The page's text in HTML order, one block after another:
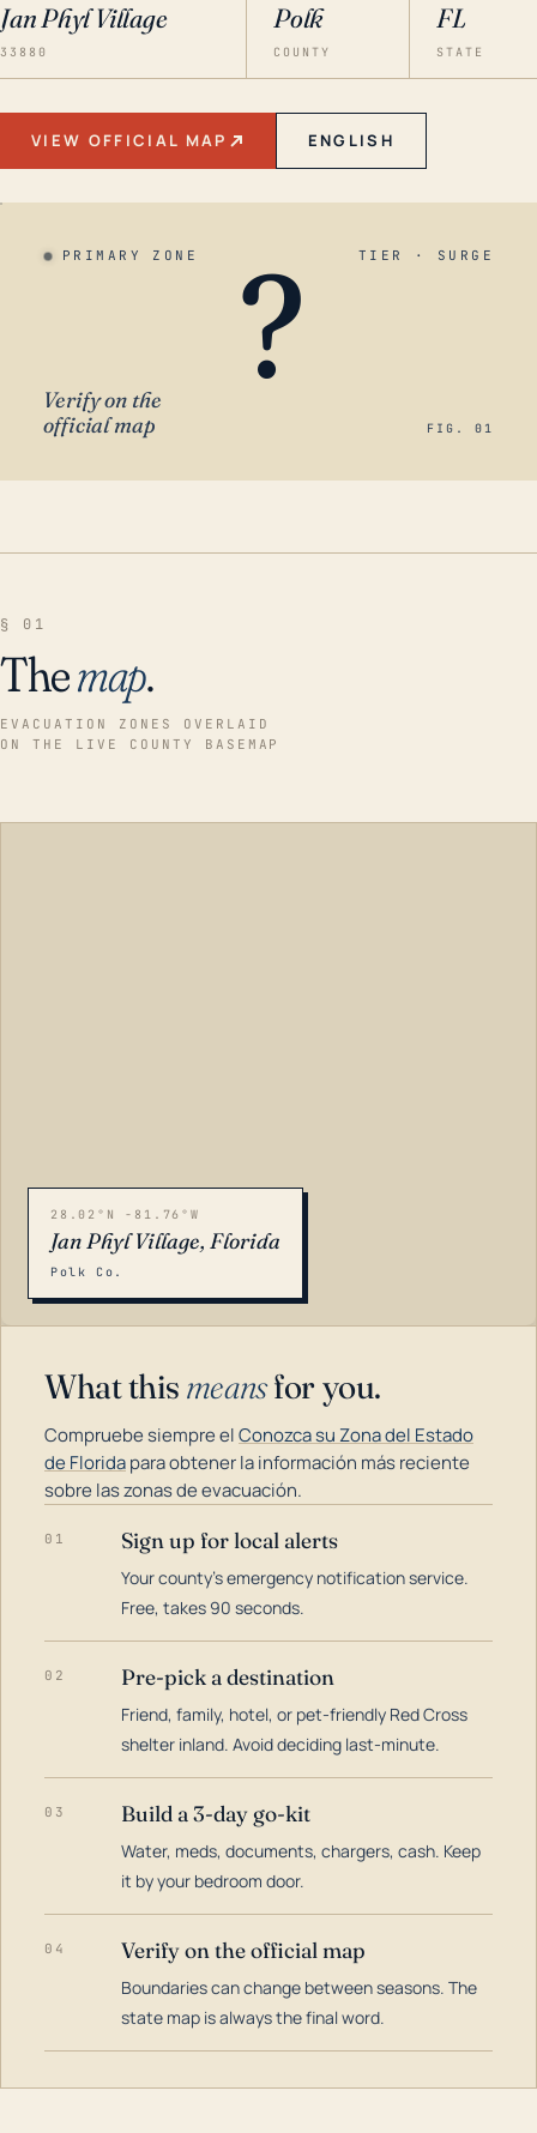
Jan Phyl Village
33880
Polk
COUNTY
FL
STATE
VIEW OFFICIAL MAP ENGLISH
PRIMARY ZONE TIER · SURGE
?
Verify on the
official map
FIG. 01
§ 01
Themap.
EVACUATION ZONES OVERLAID
ON THE LIVE COUNTY BASEMAP
28.02°N -81.76°W
Jan Phyl Village, Florida
Polk Co.
What this meansfor you.
Compruebe siempre elConozca su Zona del Estado
de Floridapara obtener la información más reciente
sobre las zonas de evacuación.
01 Sign up for local alerts
Your county's emergency notification service.
Free, takes 90 seconds.
02 Pre-pick a destination
Friend, family, hotel, or pet-friendly Red Cross
shelter inland. Avoid deciding last-minute.
03 Build a 3-day go-kit
Water, meds, documents, chargers, cash. Keep
it by your bedroom door.
04 Verify on the official map
Boundaries can change between seasons. The
state map is always the final word.